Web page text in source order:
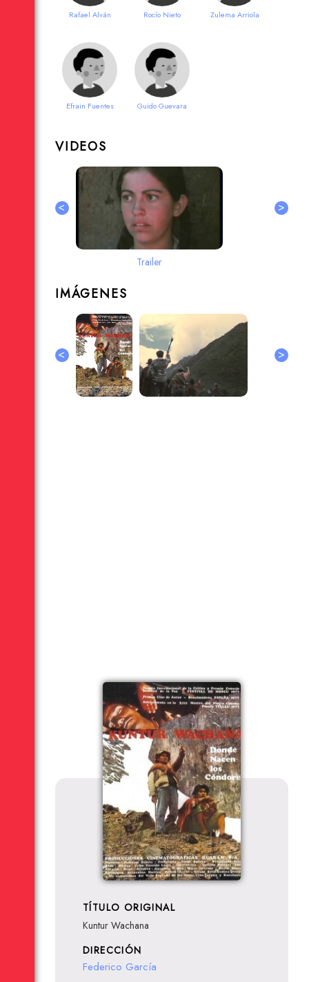
Rafael Alván Rocío Nieto Zulema Arriola
Efrain Fuentes Guido Guevara
VIDEOS
<
Trailer
>
IMÁGENES
< >
TÍTULO ORIGINAL
Kuntur Wachana
DIRECCIÓN
Federico García